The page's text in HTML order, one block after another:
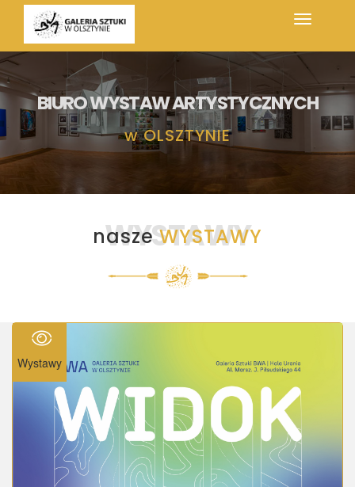
BIURO WYSTAW ARTYSTYCZNYCH
w OLSZTYNIE
WYSTAWY
naszeWYSTAWY
Wystawy